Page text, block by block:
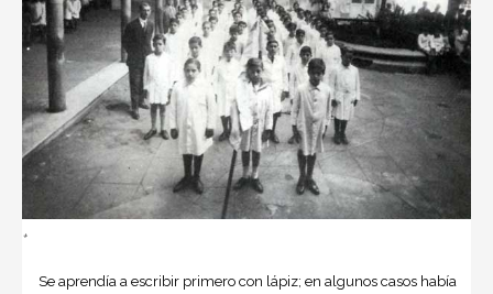
+
Se aprendía a escribir primero con lápiz; en algunos casos había